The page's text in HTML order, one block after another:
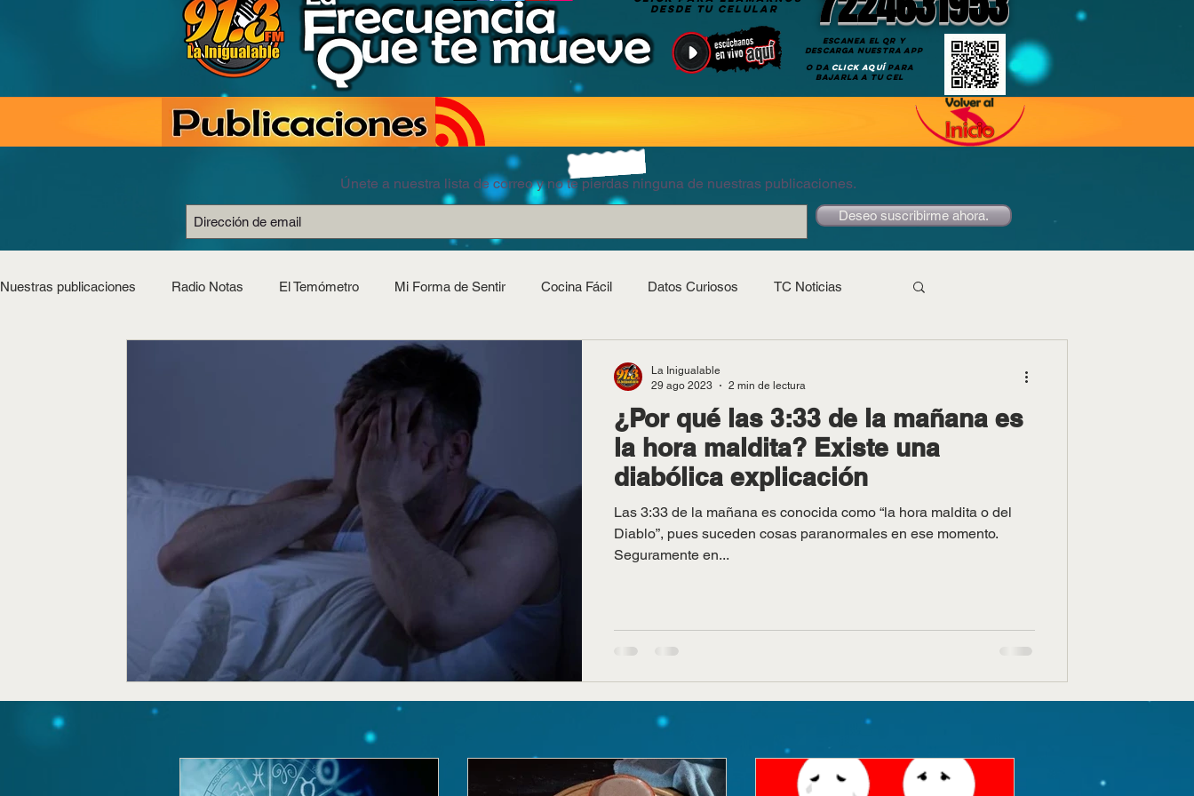
DESDE TU CELULAR
ESCANEA EL QR Y
DESCARGA NUESTRA APP
O DA CLICK AQUÍPARA
BAJARLA A TU CEL
Únete a nuestra lista de correo y no te pierdas ninguna de nuestras publicaciones.
Deseo suscribirme ahora.
Nuestras publicaciones Radio Notas El Temómetro Mi Forma de Sentir Cocina Fácil Datos Curiosos TC Noticias
¿Por qué las 3:33 de la mañana es
la hora maldita? Existe una
diabólica explicación
Las 3:33 de la mañana es conocida como “la hora maldita o del
Diablo”, pues suceden cosas paranormales en ese momento.
Seguramente en...
La Inigualable
29 ago 2023
2 min de lectura